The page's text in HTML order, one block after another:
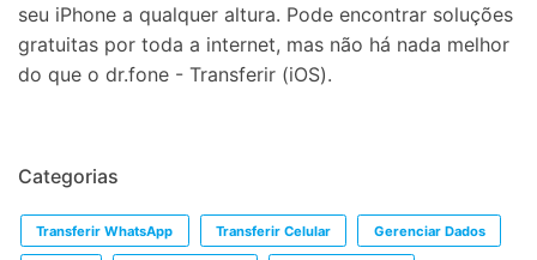
seu iPhone a qualquer altura. Pode encontrar soluções
gratuitas por toda a internet, mas não há nada melhor
do que o dr.fone - Transferir (iOS).
Categorias
Transferir WhatsApp Transferir Celular Gerenciar Dados